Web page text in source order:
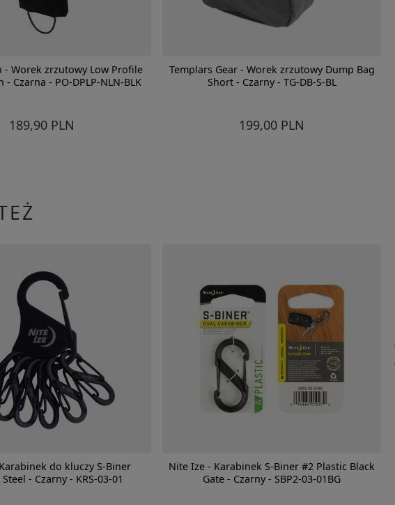
- Worek zrzutowy Low Profile
- Czarna - PO-DPLP-NLN-BLK
189,90 PLN
Templars Gear - Worek zrzutowy Dump Bag
Short - Czarny - TG-DB-S-BL
199,00 PLN
do kluczy S-Biner
Steel - Czarny - KRS-03-01
Nite Ize - Karabinek S-Biner #2 Plastic Black
Gate - Czarny - SBP2-03-01BG